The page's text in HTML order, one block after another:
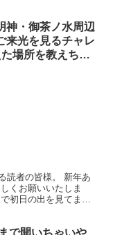
神・御茶ノ水周辺
来光を見るチャレ
場所を教えちゃ
読者の皆様。 新年あ
くお願いいたしま
初日の出を見てまい
で開いちゃいや